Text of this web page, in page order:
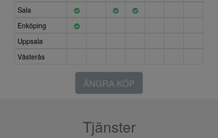
Sala
Enköping
Uppsala
Västerås
ÅNGRA KÖP
Tjänster